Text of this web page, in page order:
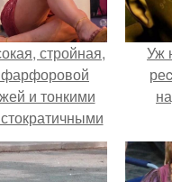
стройная,
и тонкими
эль
так, будто
Уж